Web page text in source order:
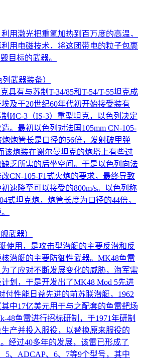
用激光把重氢加热到百万度的高温，
用电磁技术，将这团带电的粒子包裹
目标的武器。
列武器装备）
具有与苏制T-34/85和T-54/T-55坦克成
及于20世纪60年代初开始接受装有
制ИС-3（IS-3）重型坦克，以色列决定
。最初以色列对法国105mm CN-105-
炮管长是口径的56倍，发射破甲弹
该炮装在谢尔曼坦克的炮塔上有些过
乏所需的后坐空间。于是以色列向法
CN-105-F1式火炮的要求，最终导致
速降至可以接受的800m/s。以色列称
式坦克炮，炮管长度为口径的44倍，
武器）
使用，是攻击型潜艇的主要反潜和反
潜艇的主要防御性武器。MK48鱼雷
了应对不断发展变化的威胁，海军需
划，于是开发出了MK48 Mod 5先进
付性能日益先进的前苏联潜艇，1962
中17亿美元用于与之配套的鱼雷靶场
48鱼雷进行招标研制，于1971年研制
产并投入服役，以替换原来服役的
经过40多年的发展，该雷已形成了
5、ADCAP、6、7等9个型号，其中